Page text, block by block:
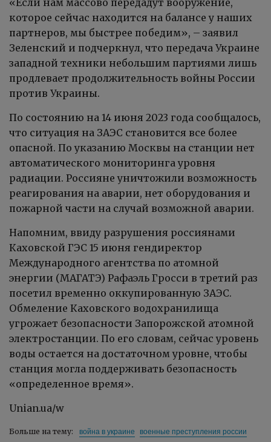
«Если нам массово передадут вооружение,
которое сейчас находится на балансе у наших
партнеров, мы быстрее победим», – заявил
Зеленский и подчеркнул, что передача Украине
западной техники небольшим партиями лишь
продлевает продолжительность войны России
против Украины.
По состоянию на 14 июня 2023 года сообщалось,
что ситуация на ЗАЭС становится все более
опасной. По указанию Москвы на станции нет
автоматического мониторинга уровня
радиации. Россияне уничтожили возможность
реагирования на аварии, нет оборудования и
пожарной части на случай возможной аварии.
Напомним, ввиду разрушения россиянами
Каховской ГЭС 15 июня гендиректор
Международного агентства по атомной
энергии (МАГАТЭ) Рафаэль Гросси в третий раз
посетил временно оккупированную ЗАЭС.
Обмеление Каховского водохранилища
угрожает безопасности Запорожской атомной
электростанции. По его словам, сейчас уровень
воды остается на достаточном уровне, чтобы
станция могла поддерживать безопасность
«определенное время».
Unian.ua/w
Больше на тему: война в украине военные преступления россии